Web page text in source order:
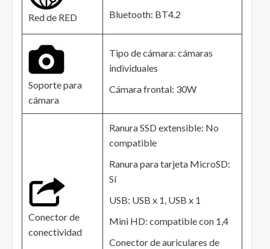
Red de RED
Bluetooth: BT4.2
Soporte para
cámara
Tipo de cámara: cámaras
individuales
Cámara frontal: 30W
Conector de
conectividad
Ranura SSD extensible: No
compatible
Ranura para tarjeta MicroSD:
Sí
USB: USB x 1, USB x 1
Mini HD: compatible con 1,4
Conector de auriculares de